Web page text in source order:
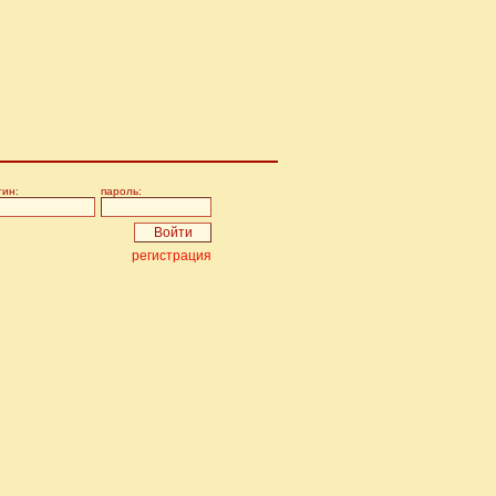
пароль:
регистрация